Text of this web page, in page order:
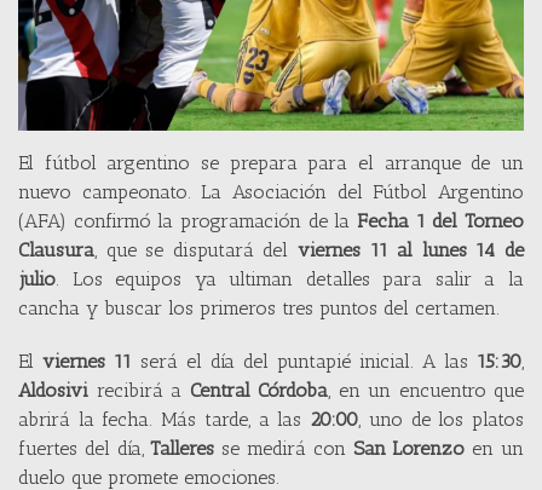
El fútbol argentino se prepara para el arranque de un
nuevo campeonato. La Asociación del Fútbol Argentino
(AFA) confirmó la programación de la Fecha 1 del Torneo
Clausura , que se disputará del viernes 11 al lunes 14 de
julio . Los equipos ya ultiman detalles para salir a la
cancha y buscar los primeros tres puntos del certamen.
El viernes 11 será el día del puntapié inicial. A las 15:30
Aldosivi recibirá a Central Córdoba , en un encuentro que
abrirá la fecha. Más tarde, a las 20:00 , uno de los platos
fuertes del día,Talleres se medirá con San Lorenzo en un
duelo que promete emociones.